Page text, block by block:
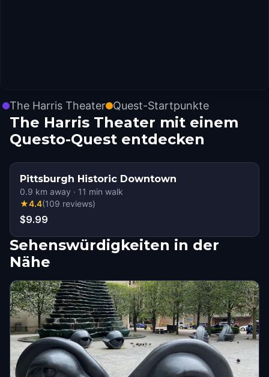
The Harris Theater Quest-Startpunkte
The Harris Theater mit einem
Questo-Quest entdecken
Pittsburgh Historic Downtown
0.9 km away · 11 min walk
★4.4(109 reviews)
$9.99
Sehenswürdigkeiten in der
Nähe